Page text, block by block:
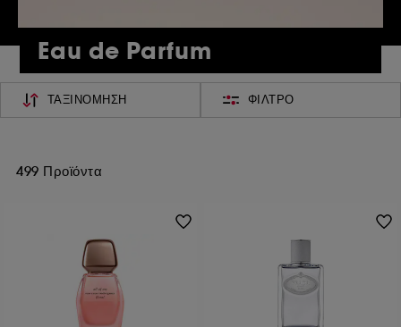
Eau de Parfum
ΤΑΞΙΝΌΜΗΣΗ ΦΊΛΤΡΟ
499 Προϊόντα